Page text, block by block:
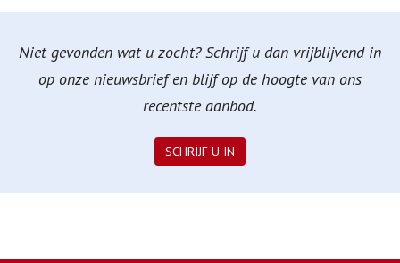
Niet gevonden wat u zocht? Schrijf u dan vrijblijvend in
op onze nieuwsbrief en blijf op de hoogte van ons
recentste aanbod.
SCHRIJF U IN